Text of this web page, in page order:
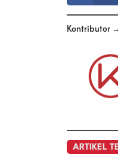
Kontributor →
ARTIKEL